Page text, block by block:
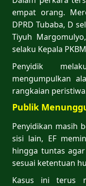
empat orang.
DPRD Tubaba, D
Tiyuh
selaku Kepala
Penyidik
mengumpulkan
rangkaian
Publik
Penyidikan masih
sisi lain, EF
hingga tuntas
sesuai ketentuan
Kasus ini terus